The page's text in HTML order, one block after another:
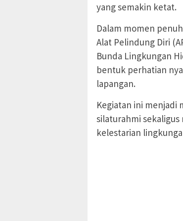
yang semakin ketat.
Dalam momen
Alat Pelindung Diri
Bunda Lingkungan
bentuk perhatian
lapangan.
Kegiatan ini menjadi
silaturahmi
kelestarian